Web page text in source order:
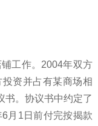
工作。2004年双方
资并占有某商场相
书。协议书中约定了
月1日前付完按揭款